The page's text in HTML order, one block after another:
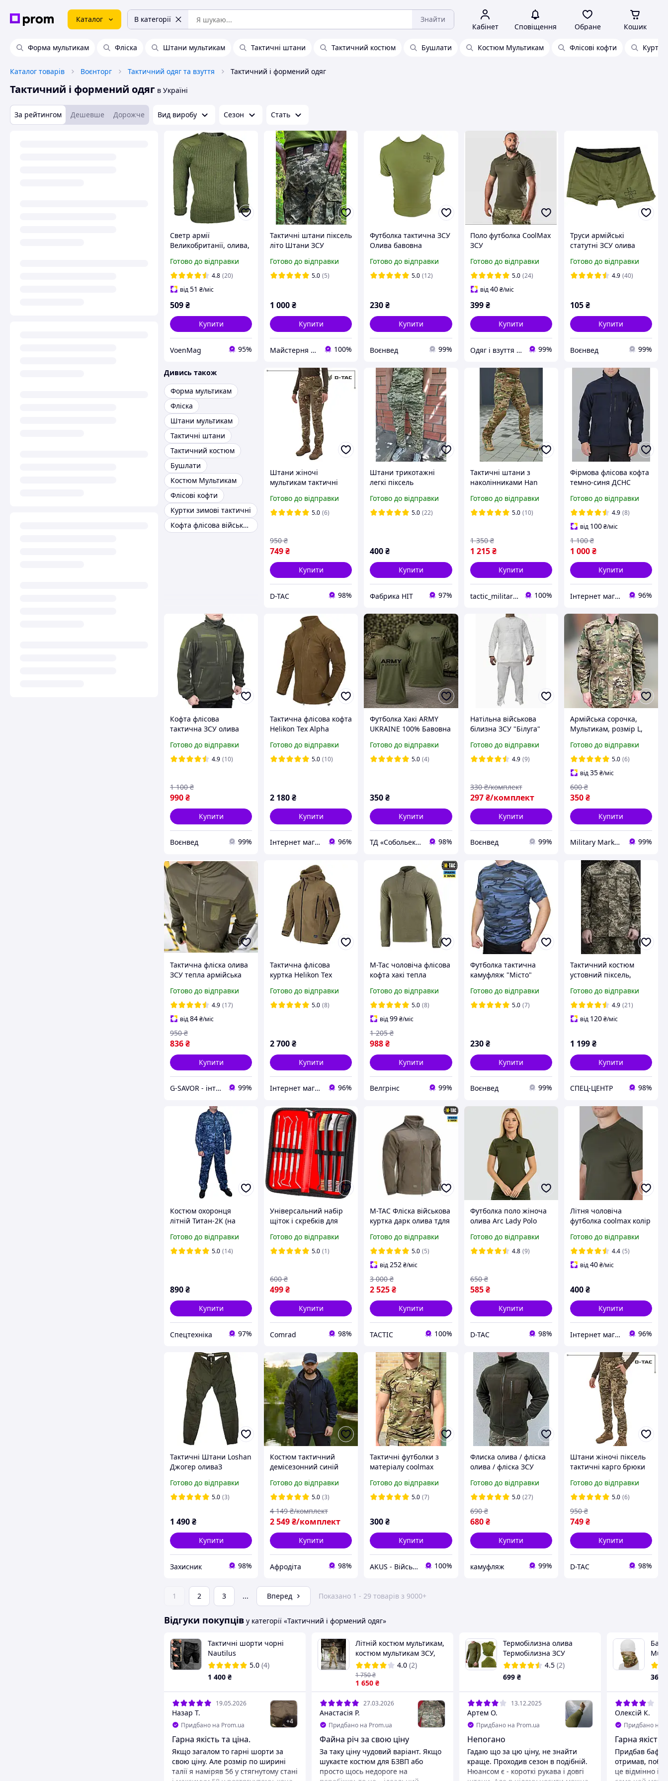
Каталог В категорії Знайти
Кабінет Сповіщення Обране Кошик
Форма мультикам Фліска Штани мультикам Тактичні штани Тактичний костюм Бушлати Костюм Мультикам Флісові кофти Куртки
Каталог товарів Воєнторг Тактичний одяг та взуття Тактичний і формений одяг
Тактичний і формений одяг в Україні
За рейтингом Дешевше Дорожче Вид виробу Сезон Стать
Светр армії
Великобританії, олива,
Готово до відправки
4.8 (20)
від51 ₴/міс
509₴
Купити
VoenMag 95%
Тактичні штани піксель
літо Штани ЗСУ
ММ-14 військові літні
штани ЗСУ "Піксель"
Готово до відправки
5.0 (5)
1 000₴
Купити
Майстерня Спецодягу LTM 100%
Футболка тактична ЗСУ
Олива бавовна
Готово до відправки
5.0 (12)
230₴
Купити
Воєнвед 99%
Поло футболка CoolMax
ЗСУ
62,64р) olive
Готово до відправки
5.0 (24)
від40 ₴/міс
399 ₴
Купити
Одяг і взуття для рибалок і мисливців, спецодяг від виробника 99%
Труси армійські
статутні ЗСУ олива
Готово до відправки
4.9 (40)
105₴
Купити
Воєнвед 99%
Дивись також
Форма мультикам
Фліска
Штани мультикам
Тактичні штани
Тактичний костюм
Бушлати
Костюм Мультикам
Флісові кофти
Куртки зимові тактичні
Кофта флісова військова
Штани жіночі
мультикам тактичні
військові зсу
Готово до відправки
5.0 (6)
749₴
950 ₴
Купити
D-TAC 98%
Штани трикотажні
легкі піксель
62
Готово до відправки
5.0 (22)
400₴
Купити
Фабрика НІТ 97%
Тактичні штани з
наколінниками Han
Мультикам XS, S, M, L,
XL, 2XL, 3XL, 4XL
Готово до відправки
5.0 (10)
1 215 ₴
1 350 ₴
Купити
tactic_military_shop 100%
Фірмова флісова кофта
темно-синя ДСНС
Готово до відправки
4.9 (8)
від 100₴/міс
1 000₴
1 100 ₴
Купити
Інтернет магазин NickMarket 96%
Кофта флісова
тактична ЗСУ олива
Готово до відправки
4.9 (10)
990₴
1 100 ₴
Купити
Воєнвед 99%
Тактична флісова кофта
Helikon Tex Alpha
Coyote, для туризму,
активного відпочинку
Готово до відправки
5.0 (10)
2 180₴
Купити
Інтернет магазин Tirlimboom 96%
Футболка Хакі ARMY
UKRAINE 100% Бавовна
Готово до відправки
5.0 (4)
350₴
Купити
ТД «Собольекспрес» 98%
Натільна військова
білизна ЗСУ "Білуга"
Готово до відправки
4.9 (9)
297 ₴/комплект
330 ₴/комплект
Купити
Воєнвед 99%
Армійська сорочка,
Мультикам, розмір L,
сорочка для
військового
Готово до відправки
5.0 (6)
від35₴/міс
350₴
600 ₴
Купити
Military Market: UA 99%
Тактична фліска олива
ЗСУ тепла армійська
військова фліска олива
НГУ хакі флісовка олива
ЗСУ
Готово до відправки
4.9 (17)
від84₴/міс
836₴
950 ₴
Купити
G-SAVOR - інтернет-магазин сумок, взуття та аксесуарів 99%
Тактична флісова
куртка Helikon Tex
Jacket, Coyote,
утеплена, для туризму,
Готово до відправки
5.0 (8)
2 700₴
Купити
Інтернет магазин Tirlimboom 96%
M-Tac чоловіча флісова
кофта хакі тепла
олива на змійці Delta
Fleece Army Olive
Готово до відправки
5.0 (8)
від99₴/міс
988₴
1 205 ₴
Купити
Велгрінс 99%
Футболка тактична
камуфляж "Місто"
Готово до відправки
5.0 (7)
230 ₴
Купити
Воєнвед 99%
Тактичний костюм
устовний піксель,
тактична для ЗСУ
Готово до відправки
4.9 (21)
від 120₴/міс
1 199₴
Купити
СПЕЦ-ЦЕНТР 98%
Костюм охоронця
літній Титан-2К (на
Готово до відправки
5.0 (14)
890₴
Купити
Спецтехніка 97%
Універсальний набір
щіток і скребків для
Готово до відправки
5.0 (1)
499₴
600 ₴
Купити
Comrad 98%
М-ТАС Фліска військова
куртка дарк олива тдля
MICROFLEECE GEN.II
Готово до відправки
5.0 (5)
від252₴/міс
2 525₴
3 000 ₴
Купити
TACTIC 100%
Футболка поло жіноча
олива Arc Lady Polo
Готово до відправки
4.8 (9)
585 ₴
650 ₴
Купити
D-TAC 98%
Літня чоловіча
футболка coolmax колір
Готово до відправки
4.4 (5)
від40₴/міс
400₴
Купити
Інтернет магазин NickMarket 96%
Тактичні Штани Loshan
Джогер оливаЗ
тканина
Готово до відправки
5.0 (3)
1 490₴
Купити
Захисник 98%
Костюм тактичний
демісезонний синій
непромокаємий на
флісі
Готово до відправки
5.0 (3)
2 549₴/комплект
4 149 ₴/комплект
Купити
Афродіта 98%
Тактичні футболки з
матеріалу coolmax
Готово до відправки
5.0 (7)
300₴
Купити
AKUS - Військовий одяг та амуніція 100%
Флиска олива / фліска
олива / фліска ЗСУ
Готово до відправки
5.0 (27)
680 ₴
690 ₴
Купити
камуфляж 99%
Штани жіночі піксель
тактичні карго брюки
Готово до відправки
5.0 (6)
749₴
950 ₴
Купити
D-TAC 98%
1 2 3 ... Вперед Показано 1 - 29 товарів з 9000+
Відгуки покупців у категорії «Тактичний і формений одяг»
Тактичні шорти чорні
Nautilus
5.0 (4)
1 400 ₴
19.05.2026
Назар Т.
Придбано на Prom.ua +4
Гарна якість та ціна.
Якщо загалом то гарні шорти за
свою ціну. Але розмір по ширині
талії я наміряв 56 у стягнутому стані
Літній костюм мультикам,
костюм мультикам ЗСУ,
форма мультикам літня,
форма кітель штани
мультикам, польова
форма
4.0 (2)
1 650 ₴
1 750₴
27.03.2026
Анастасія Р.
Придбано на Prom.ua
Файна річ за свою ціну
За таку ціну чудовий варіант. Якщо
шукаєте костюм для БЗВП або
просто щось недороге на
Термобілизна олива
Термобілизна ЗСУ
Армійська термобілизна
тактична форма натільна
ЗСУ ВСУ
4.5 (2)
699 ₴
13.12.2025
Артем О.
Придбано на Prom.ua
Непогано
Гадаю що за цю ціну, не знайти
краще. Проходив сезон в подібній.
Нюансом є - короткі рукава і довгі
360
Олексій К.
Придбано на
Гарна якість
Придбав баф у
отримав,
це відмінно і